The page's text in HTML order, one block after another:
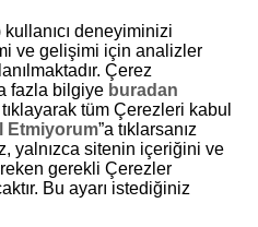
various AF settings and how to
scenes.
from Among Moving Subjects
deneyiminizi
ve gelişimi için analizler
Çerez
fazla bilgiye buradan
tıklayarak tüm Çerezleri kabul
Etmiyorum”a tıklarsanız
yalnızca sitenin içeriğini ve
gerekli Çerezler
Bu ayarı istediğiniz